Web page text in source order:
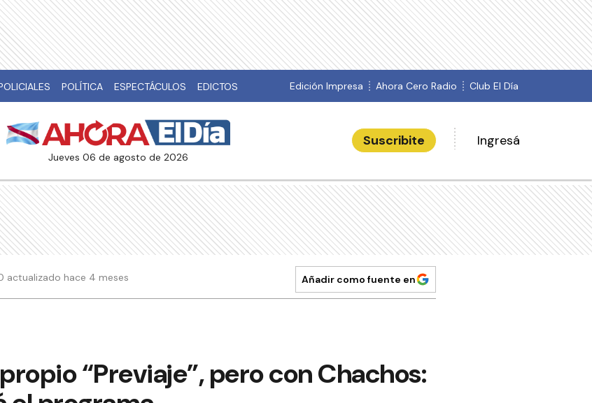
POLÍTICA ESPECTÁCULOS EDICTOS Edición Impresa Ahora Cero Radio Club El Día
jueves 06 de agosto de 2026
Suscribite Ingresá
actualizado hace 4 meses Añadir como fuente en
“Previaje”, pero con Chachos: